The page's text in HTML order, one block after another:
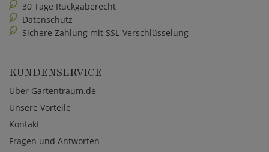
30 Tage Rückgaberecht
Datenschutz
Sichere Zahlung mit SSL-Verschlüsselung
KUNDENSERVICE
Über Gartentraum.de
Unsere Vorteile
Kontakt
Fragen und Antworten